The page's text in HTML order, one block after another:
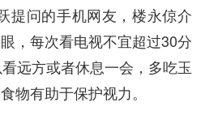
提问的手机网友，楼永倞介
，每次看电视不宜超过30分
远方或者休息一会，多吃玉
物有助于保护视力。